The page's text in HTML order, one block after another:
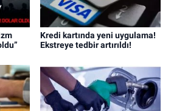
Kredi kartında yeni uygulama!
Ekstreye tedbir artırıldı!